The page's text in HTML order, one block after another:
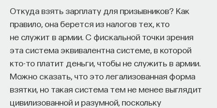
Откуда взять зарплату для призывников? Как
правило, она берется из налогов тех, кто
не служит в армии. С фискальной точки зрения
эта система эквивалентна системе, в которой
кто-то платит деньги, чтобы не служить в армии.
Можно сказать, что это легализованная форма
взятки, но такая система тем не менее выглядит
цивилизованной и разумной, поскольку